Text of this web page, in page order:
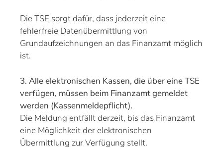
Die TSE sorgt dafür, dass jederzeit eine
fehlerfreie Datenübermittlung von
Grundaufzeichnungen an das Finanzamt möglich
ist.
3. Alle elektronischen Kassen, die über eine TSE
verfügen, müssen beim Finanzamt gemeldet
werden (Kassenmeldepflicht).
Die Meldung entfällt derzeit, bis das Finanzamt
eine Möglichkeit der elektronischen
Übermittlung zur Verfügung stellt.